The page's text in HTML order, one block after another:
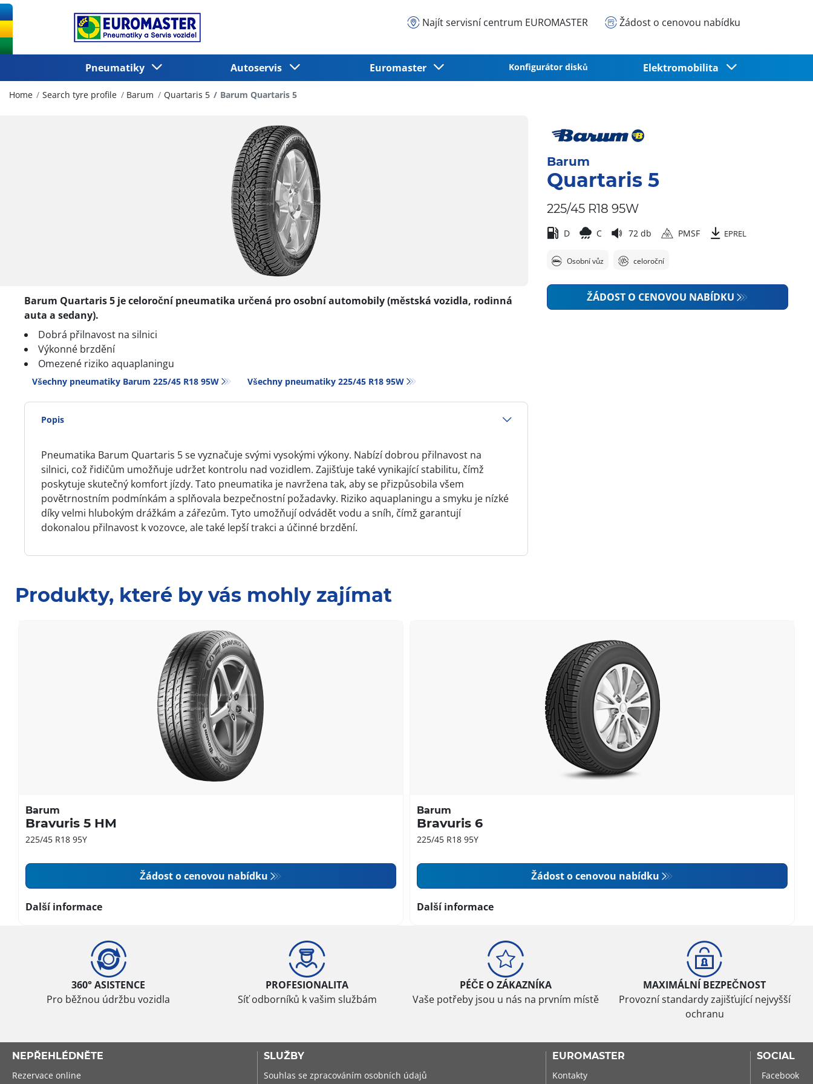
Najít servisní centrum EUROMASTER Žádost o cenovou nabídku
Pneumatiky Autoservis Euromaster Konfigurátor disků Elektromobilita
Home Search tyre profile Barum Quartaris 5 Barum Quartaris 5
Barum Quartaris 5 je celoroční pneumatika určená pro osobní automobily (městská vozidla, rodinná
auta a sedany).
Dobrá přilnavost na silnici
Výkonné brzdění
Omezené riziko aquaplaningu
Všechny pneumatiky Barum 225/45 R18 95W Všechny pneumatiky‎ 225/45 R18 95W
Popis
Pneumatika Barum Quartaris 5 se vyznačuje svými vysokými výkony. Nabízí dobrou přilnavost na
silnici, což řidičům umožňuje udržet kontrolu nad vozidlem. Zajišťuje také vynikající stabilitu, čímž
poskytuje skutečný komfort jízdy. Tato pneumatika je navržena tak, aby se přizpůsobila všem
povětrnostním podmínkám a splňovala bezpečnostní požadavky. Riziko aquaplaningu a smyku je nízké
díky velmi hlubokým drážkám a zářezům. Tyto umožňují odvádět vodu a sníh, čímž garantují
dokonalou přilnavost k vozovce, ale také lepší trakci a účinné brzdění.
Barum
Quartaris 5
225/45 R18 95W
D C 72 db PMSF EPREL
Osobní vůz celoroční
ŽÁDOST O CENOVOU NABÍDKU
Produkty, které by vás mohly zajímat
Barum
Bravuris 5 HM
225/45 R18 95Y
Žádost o cenovou nabídku
Další informace
Barum
Bravuris 6
225/45 R18 95Y
Žádost o cenovou nabídku
Další informace
360° ASISTENCE
Pro běžnou údržbu vozidla
PROFESIONALITA
Síť odborníků k vašim službám
PÉČE O ZÁKAZNÍKA
Vaše potřeby jsou u nás na prvním místě
MAXIMÁLNÍ BEZPEČNOST
Provozní standardy zajišťující nejvyšší
ochranu
NEPŘEHLÉDNĚTE
Rezervace online
SLUŽBY
Souhlas se zpracováním osobních údajů
EUROMASTER
Kontakty
SOCIAL
Facebook